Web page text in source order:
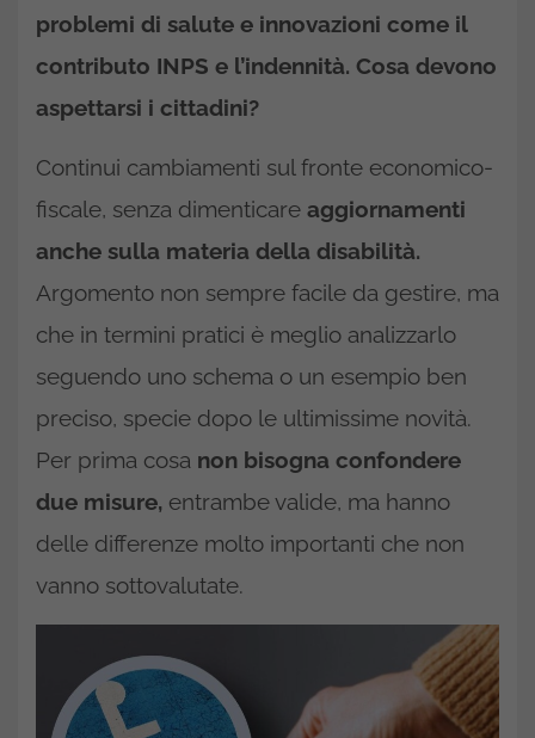
problemi di salute e innovazioni come il
contributo INPS e l’indennità. Cosa devono
aspettarsi i cittadini?
Continui cambiamenti sul fronte economico-
fiscale, senza dimenticare aggiornamenti
anche sulla materia della disabilità.
Argomento non sempre facile da gestire, ma
che in termini pratici è meglio analizzarlo
seguendo uno schema o un esempio ben
preciso, specie dopo le ultimissime novità.
Per prima cosa non bisogna confondere
due misure, entrambe valide, ma hanno
delle differenze molto importanti che non
vanno sottovalutate.